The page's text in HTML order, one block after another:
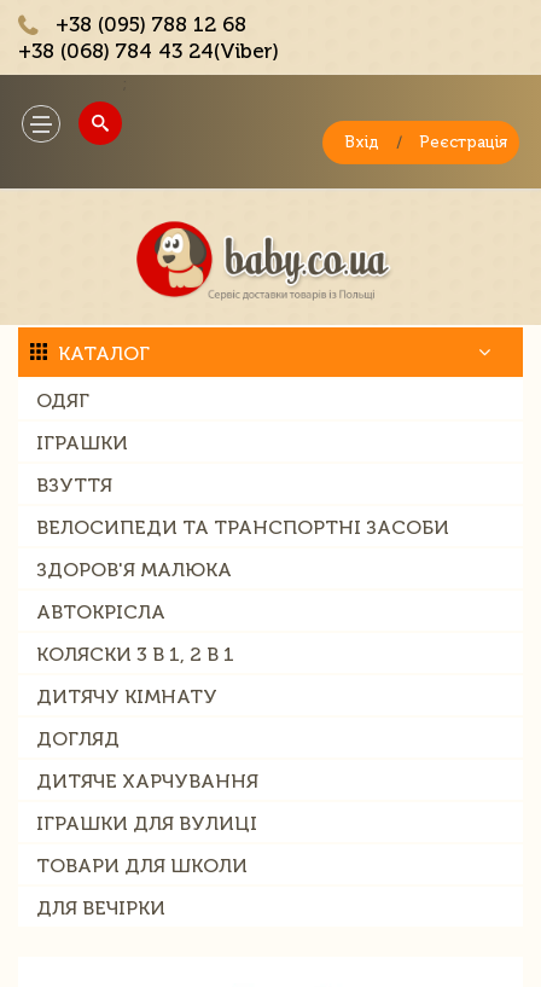
+38 (095) 788 12 68
+38 (068) 784 43 24(Viber)
Toggle
navigation
Вхід / Реєстрація
КАТАЛОГ
ОДЯГ
ІГРАШКИ
ВЗУТТЯ
ВЕЛОСИПЕДИ ТА ТРАНСПОРТНІ ЗАСОБИ
ЗДОРОВ'Я МАЛЮКА
АВТОКРІСЛА
КОЛЯСКИ 3 В 1, 2 В 1
ДИТЯЧУ КІМНАТУ
ДОГЛЯД
ДИТЯЧЕ ХАРЧУВАННЯ
ІГРАШКИ ДЛЯ ВУЛИЦІ
ТОВАРИ ДЛЯ ШКОЛИ
ДЛЯ ВЕЧІРКИ